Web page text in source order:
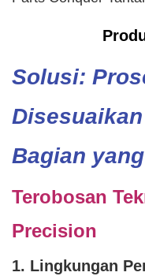
Solusi:
Bagian
Terobosan
Precision
1. Lingkungan